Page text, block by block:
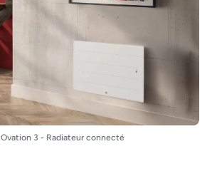
Ovation 3 - Radiateur connecté